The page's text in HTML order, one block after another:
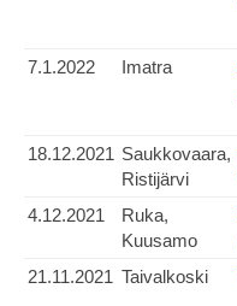
7.1.2022
Imatra
18.12.2021 Saukkovaara,
Ristijärvi
4.12.2021
Ruka,
Kuusamo
21.11.2021 Taivalkoski